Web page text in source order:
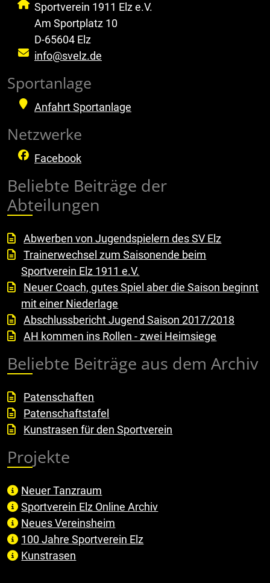
Sportverein 1911 Elz e.V.
Am Sportplatz 10
D-65604 Elz
info@svelz.de
Sportanlage
Anfahrt Sportanlage
Netzwerke
Facebook
Beliebte Beiträge der
Abteilungen
Abwerben von Jugendspielern des SV Elz
Trainerwechsel zum Saisonende beim
Sportverein Elz 1911 e.V.
Neuer Coach, gutes Spiel aber die Saison beginnt
mit einer Niederlage
Abschlussbericht Jugend Saison 2017/2018
AH kommen ins Rollen - zwei Heimsiege
Beliebte Beiträge aus dem Archiv
Patenschaften
Patenschaftstafel
Kunstrasen für den Sportverein
Projekte
Neuer Tanzraum
Sportverein Elz Online Archiv
Neues Vereinsheim
100 Jahre Sportverein Elz
Kunstrasen